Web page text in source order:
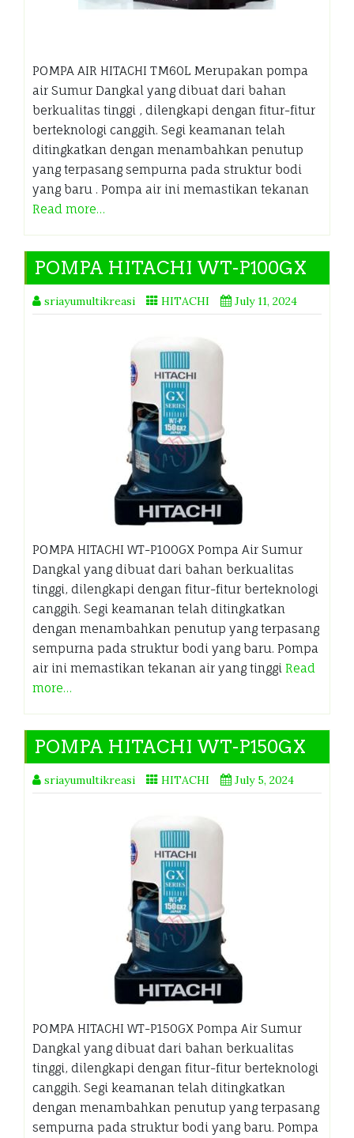
POMPA AIR HITACHI TM60L Merupakan pompa
air Sumur Dangkal yang dibuat dari bahan
berkualitas tinggi , dilengkapi dengan fitur-fitur
berteknologi canggih. Segi keamanan telah
ditingkatkan dengan menambahkan penutup
yang terpasang sempurna pada struktur bodi
yang baru . Pompa air ini memastikan tekanan
Read more…
POMPA HITACHI WT-P100GX
sriayumultikreasi HITACHI July 11, 2024
POMPA HITACHI WT-P100GX Pompa Air Sumur
Dangkal yang dibuat dari bahan berkualitas
tinggi, dilengkapi dengan fitur-fitur berteknologi
canggih. Segi keamanan telah ditingkatkan
dengan menambahkan penutup yang terpasang
sempurna pada struktur bodi yang baru. Pompa
air ini memastikan tekanan air yang tinggi Read
more…
POMPA HITACHI WT-P150GX
sriayumultikreasi HITACHI July 5, 2024
POMPA HITACHI WT-P150GX Pompa Air Sumur
Dangkal yang dibuat dari bahan berkualitas
tinggi, dilengkapi dengan fitur-fitur berteknologi
canggih. Segi keamanan telah ditingkatkan
dengan menambahkan penutup yang terpasang
sempurna pada struktur bodi yang baru. Pompa